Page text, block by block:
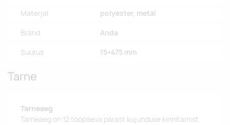
Materjal polyester, metal
Bränd Anda
Suurus 15×475 mm
Tarne
Tarneaeg
Tarneaeg on 12 tööpäeva pärast kujunduse kinnitamist.